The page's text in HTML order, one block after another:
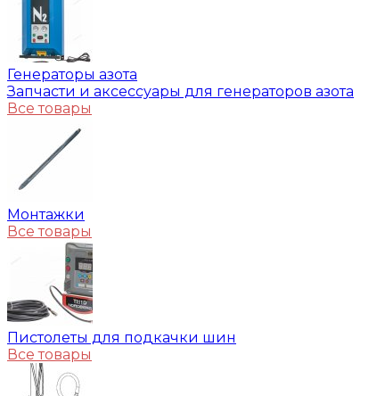
Генераторы азота
Запчасти и аксессуары для генераторов азота
Все товары
Монтажки
Все товары
Пистолеты для подкачки шин
Все товары